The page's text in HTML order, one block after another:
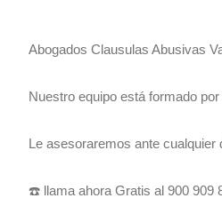
Abogados Clausulas Abusivas
Nuestro equipo está formado
Le asesoraremos ante cualquier
☎️ llama ahora Gratis al 900 909